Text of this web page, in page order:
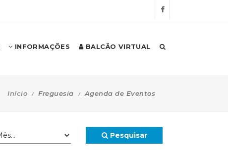
INFORMAÇÕES BALCÃO VIRTUAL
Início Freguesia Agenda de Eventos
Pesquisar